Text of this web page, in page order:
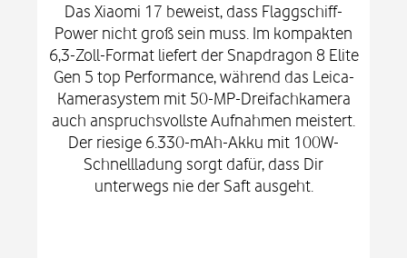
Das Xiaomi 17 beweist, dass Flaggschiff-
Power nicht groß sein muss. Im kompakten
6,3-Zoll-Format liefert der Snapdragon 8 Elite
Gen 5 top Performance, während das Leica-
Kamerasystem mit 50-MP-Dreifachkamera
auch anspruchsvollste Aufnahmen meistert.
Der riesige 6.330-mAh-Akku mit 100W-
Schnellladung sorgt dafür, dass Dir
unterwegs nie der Saft ausgeht.